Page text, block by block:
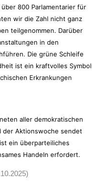
800 Parlamentarier für
wir die Zahl nicht ganz
teilgenommen. Darüber
in den
Die grüne Schleife
ist ein kraftvolles Symbol
Erkrankungen
aller demokratischen
der Aktionswoche sendet
ein überparteiliches
Handeln erfordert.